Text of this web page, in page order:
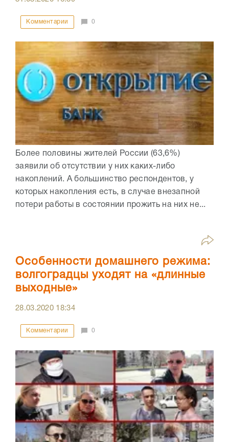
Комментарии 0
Более половины жителей России (63,6%)
заявили об отсутствии у них каких-либо
накоплений. А большинство респондентов, у
которых накопления есть, в случае внезапной
потери работы в состоянии прожить на них не...
Особенности домашнего режима:
волгоградцы уходят на «длинные
выходные»
28.03.2020 18:34
Комментарии 0